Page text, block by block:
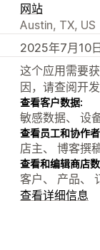
网站
Austin, TX, US
2025年7月10
这个应用需要
因，请查阅开
查看客户数据:
敏感数据、 设
查看员工和协作
店主、 博客撰
查看和编辑商店
客户、 产品、
查看详细信息